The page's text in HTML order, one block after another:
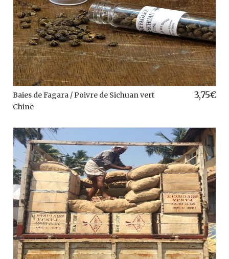
Baies de Fagara / Poivre de Sichuan vert
Chine
3,75€